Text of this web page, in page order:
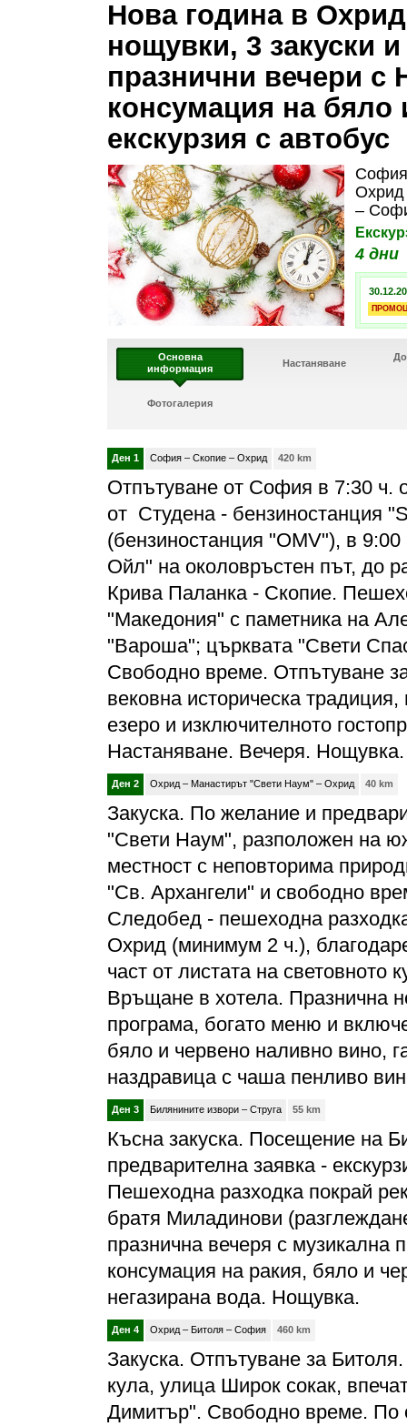
Нова година в
нощувки, 3 закуски
празнични вечери
консумация на бяло
екскурзия с автобус
Охрид
–
4 дни
Основна
информация
Настаняване
Фотогалерия
Ден 1 София – Скопие – Охрид 420 km
Отпътуване от София в 7:30 ч.
от Студена - бензиностанция
(бензиностанция "OMV"), в
Ойл" на околовръстен път, до
Крива Паланка - Скопие.
"Македония" с паметника на
"Вароша"; църквата "Свети
Свободно време. Отпътуване
вековна историческа
езеро и изключителното
Настаняване. Вечеря. Нощувка.
Ден 2 Охрид – Манастирът "Свети Наум" – Охрид 40 km
Закуска. По желание и
"Свети Наум", разположен на
местност с неповторима
"Св. Архангели" и свободно
Следобед - пешеходна
Охрид (минимум 2 ч.),
част от листата на
Връщане в хотела. Празнична
програма, богато меню и
бяло и червено наливно вино,
наздравица с чаша пенливо
Ден 3 Билянините извори – Струга 55 km
Късна закуска. Посещение на
предварителна заявка -
Пешеходна разходка покрай
братя Миладинови
празнична вечеря с музикална
консумация на ракия, бяло и
негазирана вода. Нощувка.
Ден 4 Охрид – Битоля – София 460 km
Закуска. Отпътуване за
кула, улица Широк сокак,
Димитър". Свободно време. По